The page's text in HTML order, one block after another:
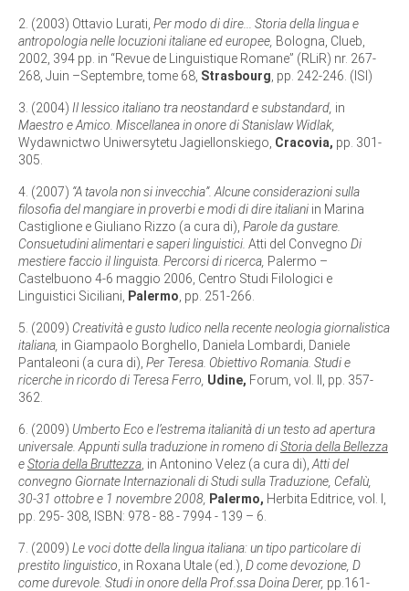
2. (2003) Ottavio Lurati, Per modo di dire... Storia della lingua e
antropologia nelle locuzioni italiane ed europee, Bologna, Clueb,
2002, 394 pp. in “Revue de Linguistique Romane” (RLiR) nr. 267-
268, Juin –Septembre, tome 68, Strasbourg , pp. 242-246. (ISI)
3. (2004) Il lessico italiano tra neostandard e substandard, in
Maestro e Amico. Miscellanea in onore di Stanislaw Widlak,
Wydawnictwo Uniwersytetu Jagiellonskiego, Cracovia, pp. 301-
305.
4. (2007) “A tavola non si invecchia”. Alcune considerazioni sulla
filosofia del mangiare in proverbi e modi di dire italiani in Marina
Castiglione e Giuliano Rizzo (a cura di), Parole da gustare.
Consuetudini alimentari e saperi linguistici. Atti del Convegno Di
mestiere faccio il linguista. Percorsi di ricerca, Palermo –
Castelbuono 4-6 maggio 2006, Centro Studi Filologici e
Linguistici Siciliani,
Palermo , pp. 251-266.
5. (2009) Creatività e gusto ludico nella recente neologia giornalistica
italiana, in Giampaolo Borghello, Daniela Lombardi, Daniele
Pantaleoni (a cura di), Per Teresa. Obiettivo Romania. Studi e
ricerche in ricordo di Teresa Ferro, Udine, Forum, vol. II, pp. 357-
362.
6. (2009) Umberto Eco e l’estrema italianità di un testo ad apertura
universale. Appunti sulla traduzione in romeno diStoria della Bellezza
eStoria della Bruttezza , in Antonino Velez (a cura di), Atti del
convegno Giornate Internazionali di Studi sulla Traduzione, Cefalù,
30-31 ottobre e 1 novembre 2008, Palermo, Herbita Editrice, vol. I,
pp. 295- 308, ISBN: 978 - 88 - 7994 - 139 – 6.
7. (2009) Le voci dotte della lingua italiana: un tipo particolare di
prestito linguistico , in Roxana Utale (ed.), D come devozione, D
come durevole. Studi in onore della Prof.ssa Doina Derer, pp.161-